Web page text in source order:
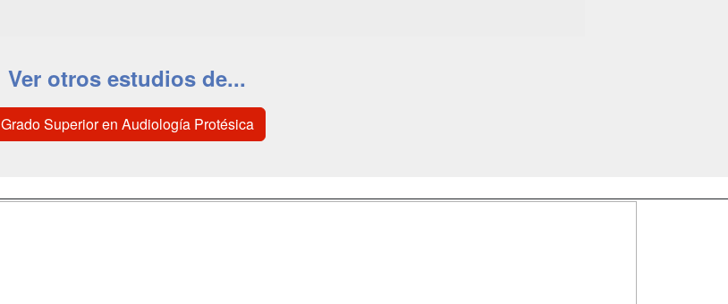
Ver otros estudios de...
Grado Superior en Audiología Protésica